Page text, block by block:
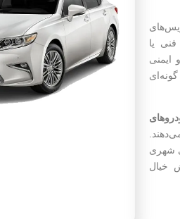
یا
ایمنی
شهری
خیال